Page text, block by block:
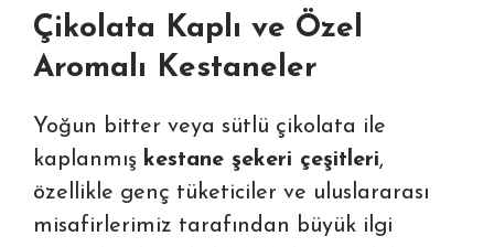
Çikolata Kaplı ve Özel
Aromalı Kestaneler
Yoğun bitter veya sütlü çikolata ile
kaplanmış kestane şekeri çeşitleri,
özellikle genç tüketiciler ve uluslararası
misafirlerimiz tarafından büyük ilgi